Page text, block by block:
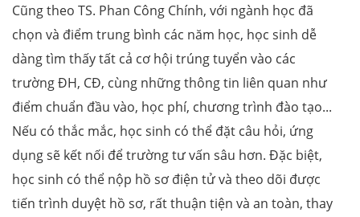
Cũng theo TS. Phan Công Chính, với ngành học đã
chọn và điểm trung bình các năm học, học sinh dễ
dàng tìm thấy tất cả cơ hội trúng tuyển vào các
trường ĐH, CĐ, cùng những thông tin liên quan như
điểm chuẩn đầu vào, học phí, chương trình đào tạo...
Nếu có thắc mắc, học sinh có thể đặt câu hỏi, ứng
dụng sẽ kết nối để trường tư vấn sâu hơn. Đặc biệt,
học sinh có thể nộp hồ sơ điện tử và theo dõi được
tiến trình duyệt hồ sơ, rất thuận tiện và an toàn, thay